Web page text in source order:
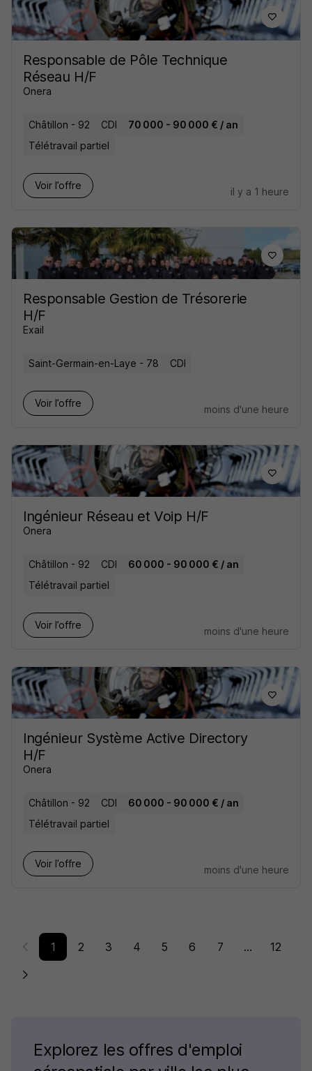
Responsable de Pôle Technique
Réseau H/F
Onera
Châtillon - 92 CDI
70 000 - 90 000 € / an
Télétravail partiel
Voir l’offre
il y a 1 heure
Responsable Gestion de Trésorerie
H/F
Exail
Saint-Germain-en-Laye - 78 CDI
Voir l’offre
moins d'une heure
Ingénieur Réseau et Voip H/F
Onera
Châtillon - 92 CDI
60 000 - 90 000 € / an
Télétravail partiel
Voir l’offre
moins d'une heure
Ingénieur Système Active Directory
H/F
Onera
Châtillon - 92 CDI
60 000 - 90 000 € / an
Télétravail partiel
Voir l’offre
moins d'une heure
1 2 3 4 5 6 7 ... 12
Explorez les offres d'emploi